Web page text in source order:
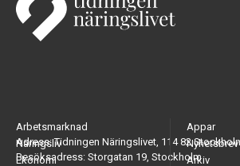
Adress: Tidningen Näringslivet, 114 82
Besöksadress: Storgatan 19, Stockholm
Arbetsmarknad
Näringsliv
Ekonomi
Appar
Nyhetsbrev
Arkiv